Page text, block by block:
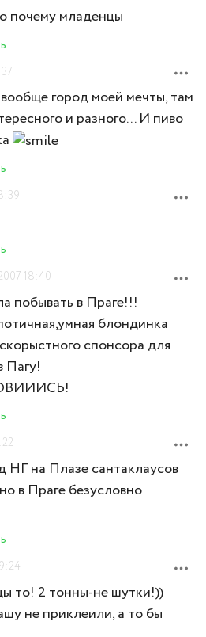
почему младенцы
город моей мечты, там
и разного... И пиво
18:40
побывать в Праге!!!
блондинка
спонсора для
Пагу!
НГ на Плазе сантаклаусов
в Праге безусловно
то! 2 тонны-не шутки!))
не приклеили, а то бы